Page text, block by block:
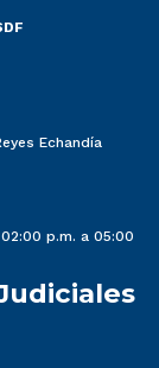
Echandía
p.m. a 05:00